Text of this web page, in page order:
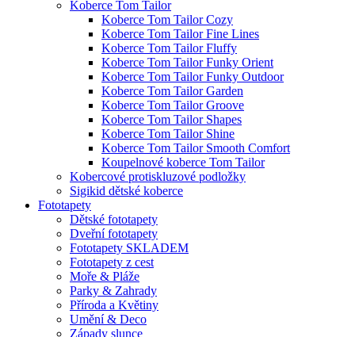
Koberce Tom Tailor
Koberce Tom Tailor Cozy
Koberce Tom Tailor Fine Lines
Koberce Tom Tailor Fluffy
Koberce Tom Tailor Funky Orient
Koberce Tom Tailor Funky Outdoor
Koberce Tom Tailor Garden
Koberce Tom Tailor Groove
Koberce Tom Tailor Shapes
Koberce Tom Tailor Shine
Koberce Tom Tailor Smooth Comfort
Koupelnové koberce Tom Tailor
Kobercové protiskluzové podložky
Sigikid dětské koberce
Fototapety
Dětské fototapety
Dveřní fototapety
Fototapety SKLADEM
Fototapety z cest
Moře & Pláže
Parky & Zahrady
Příroda a Květiny
Umění & Deco
Západy slunce